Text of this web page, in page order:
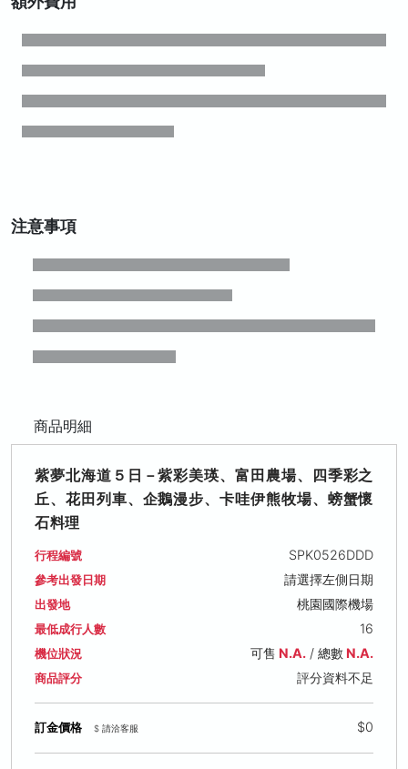
注意事項
商品明細
紫夢北海道５日－紫彩美瑛、富田農場、四季彩之
丘、花田列車、企鵝漫步、卡哇伊熊牧場、螃蟹懷
石料理
行程編號 SPK0526DDD
參考出發日期 請選擇左側日期
出發地 桃園國際機場
最低成行人數 16
機位狀況 可售 N.A./ 總數N.A.
商品評分 評分資料不足
訂金價格 $ 請洽客服 $0